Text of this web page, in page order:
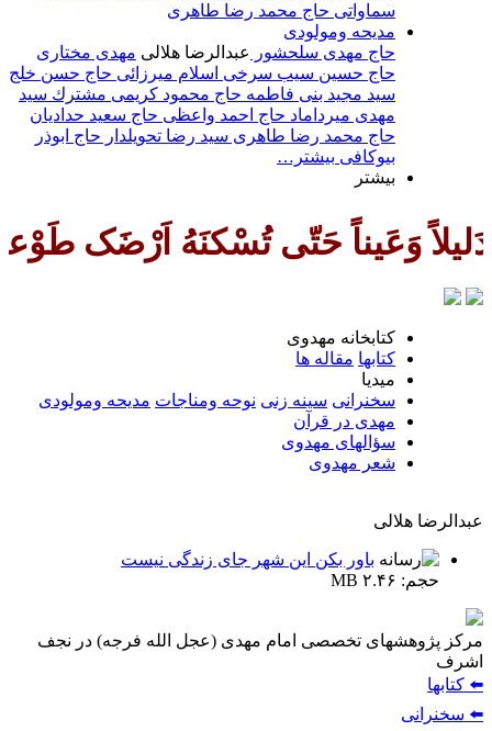
سماواتى حاج محمد رضا طاهرى
مديحه ومولودى
حاج مهدى سلحشور
عبدالرضا هلالى مهدى مختارى
حاج حسین سیب سرخی اسلام ميرزائى حاج حسن خلج
سيد مجيد بنى فاطمه حاج محمود كريمى مشترك سيد
مهدى ميرداماد حاج احمد واعظى حاج سعيد حداديان
حاج محمد رضا طاهری سيد رضا تحويلدار حاج ابوذر
بیوکافی بیشتر…
بیشتر
وَعَیناً حَتّی تُسْکنَهُ اَرْضَک طَوْعاً
كتابخانه مهدوى
كتابها مقاله ها
ميديا
سخنرانى سينه زنى نوحه ومناجات مديحه ومولودى
مهدی در قرآن
سؤالهای مهدوی
شعر مهدوى
عبدالرضا هلالى
باور بكن اين شهر جاى زندگى نيست
حجم: ۲.۴۶ MB
مركز پژوهشهای تخصصی امام مهدی (عجل الله فرجه) در نجف
اشرف
⬅️ كتابها
⬅️ سخنرانى